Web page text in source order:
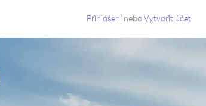
Přihlášení neboVytvořit účet